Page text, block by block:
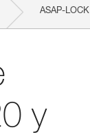
ASAP-LOCK
y